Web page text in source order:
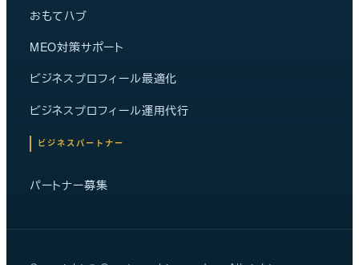
おもてハブ
MEO対策サポート
ビジネスプロフィール最適化
ビジネスプロフィール運用代行
ビジネスパートナー
パートナー募集